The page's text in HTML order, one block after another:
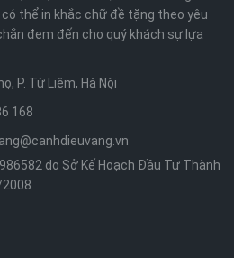
thể in khắc chữ đề tặng theo yêu
đem đến cho quý khách sự lựa
P. Từ Liêm, Hà Nội
168
do Sở Kế Hoạch Đầu Tư Thành